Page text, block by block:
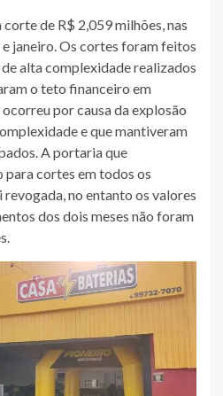
de R$ 2,059 milhões, nas
janeiro. Os cortes foram feitos
alta complexidade realizados
o teto financeiro em
por causa da explosão
e que mantiveram
A portaria que
cortes em todos os
no entanto os valores
dos dois meses não foram